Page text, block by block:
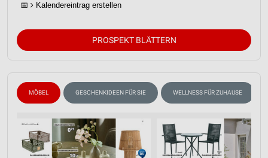
📅 Kalendereintrag erstellen
PROSPEKT BLÄTTERN
MÖBEL GESCHENKIDEEN FÜR SIE WELLNESS FÜR ZUHAUSE